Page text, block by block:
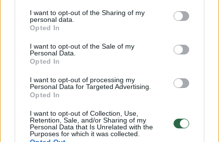
I want to opt-out of the Sharing of my
personal data.
Opted In
I want to opt-out of the Sale of my
Personal Data.
Opted In
I want to opt-out of processing my
Personal Data for Targeted Advertising.
Opted In
I want to opt-out of Collection, Use,
Retention, Sale, and/or Sharing of my
Personal Data that Is Unrelated with the
Purposes for which it was collected.
00:00:57
Savaitės vidurys nusimato karštas: temperatūra kils iki
32 laipsnių šilumos
Žinios | Orai
00:00:59
Nufilmavo, kaip patvino Vilniaus Vakarinis aplinkkelis:
vaizdas pribloškia